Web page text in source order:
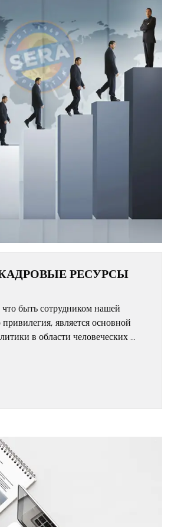
РЕСУРСЫ
быть сотрудником нашей
является основной
в области человеческих ...